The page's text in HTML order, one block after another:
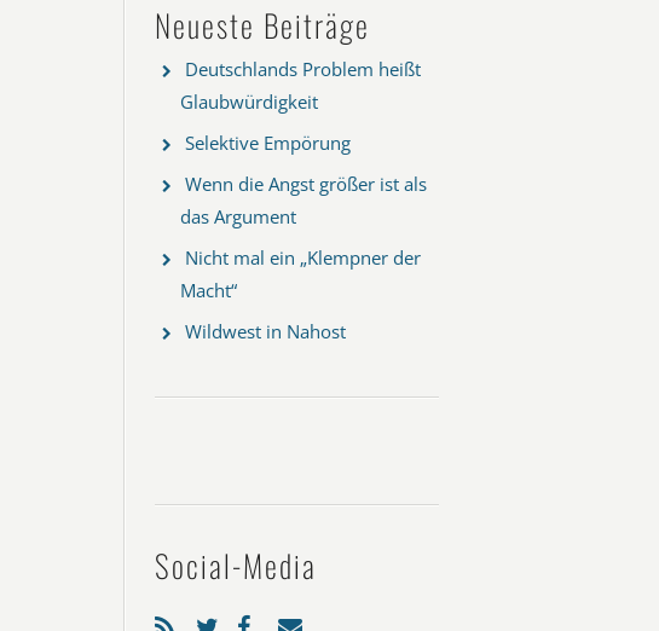
Neueste Beiträge
Deutschlands Problem heißt
Glaubwürdigkeit
Selektive Empörung
Wenn die Angst größer ist als
das Argument
Nicht mal ein „Klempner der
Macht“
Wildwest in Nahost
Social-Media